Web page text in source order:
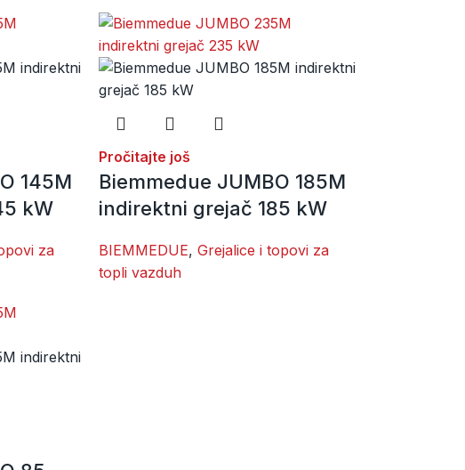
145M
kW
za
Pročitajte još
Biemmedue JUMBO 185M
indirektni grejač 185 kW
BIEMMEDUE, Grejalice i topovi za
topli vazduh